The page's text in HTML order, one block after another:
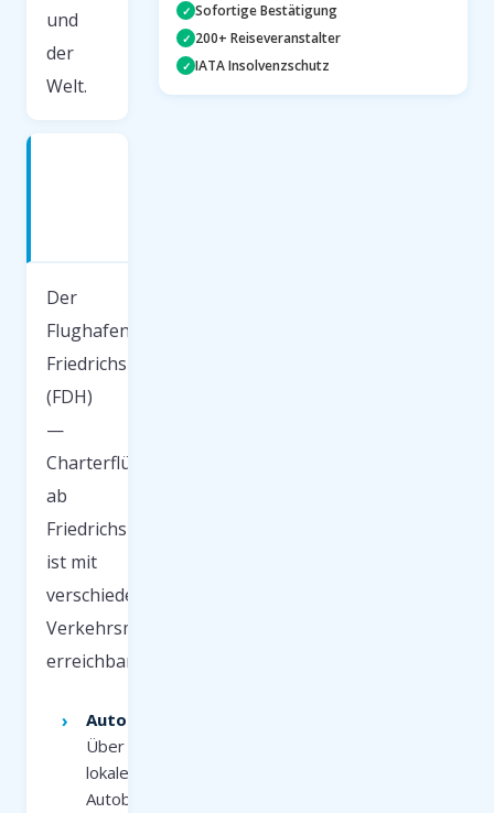
und
der
Welt.
Der
Flughafen
Friedrichshafen
(FDH)
—
Charterflüge
ab
Friedrichshafen
ist mit
verschiedenen
Verkehrsmitteln
erreichbar.
Auto:
Über
lokale
Autobahnen
✓ Sofortige Bestätigung
✓ 200+ Reiseveranstalter
✓ IATA Insolvenzschutz